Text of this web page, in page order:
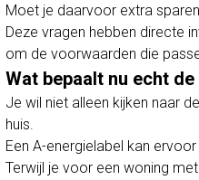
Moet je daarvoor extra
Deze vragen hebben directe
om de voorwaarden die
Wat bepaalt nu echt
Je wil niet alleen kijken naar
huis.
Een A-energielabel kan
Terwijl je voor een woning